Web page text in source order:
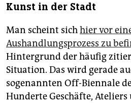
Kunst in der Stadt
Man scheint sichhier vor
Aushandlungsprozess zu
Hintergrund der häufig
Situation. Das wird gerade
sogenannten Off-Biennale
Hunderte Geschäfte,